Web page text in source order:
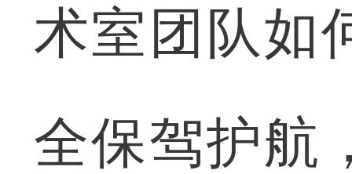
术室团队如
全保驾护航